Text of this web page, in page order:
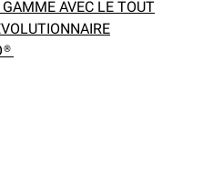
AVEC LE TOUT